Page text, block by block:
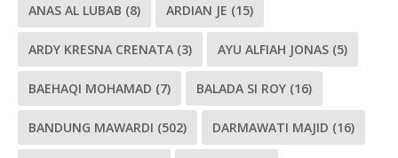
ANAS AL LUBAB (8) ARDIAN JE (15)
ARDY KRESNA CRENATA (3) AYU ALFIAH JONAS (5)
BAEHAQI MOHAMAD (7) BALADA SI ROY (16)
BANDUNG MAWARDI (502) DARMAWATI MAJID (16)